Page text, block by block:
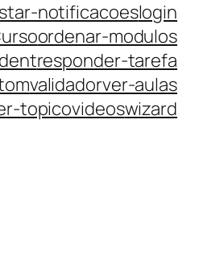
notificacoeslogin
ordenar-modulos
responder-tarefa
validadorver-aulas
topicovideoswizard